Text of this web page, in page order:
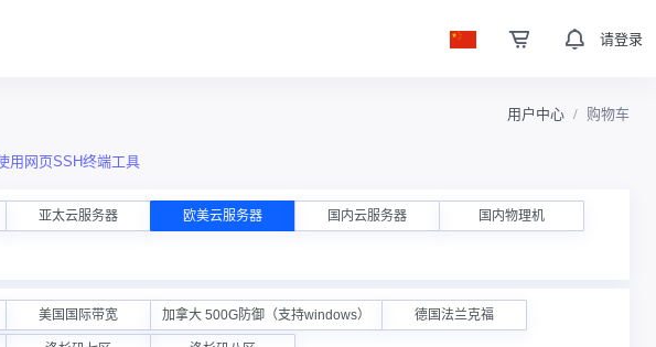
请登录
用户中心 购物车
用网页SSH终端工具
亚太云服务器 欧美云服务器 国内云服务器 国内物理机
美国国际带宽 加拿大 500G防御（支持windows） 德国法兰克福